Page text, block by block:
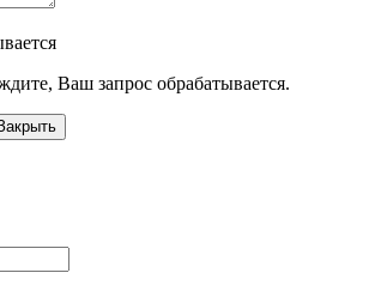
Ваш запрос обрабатывается.